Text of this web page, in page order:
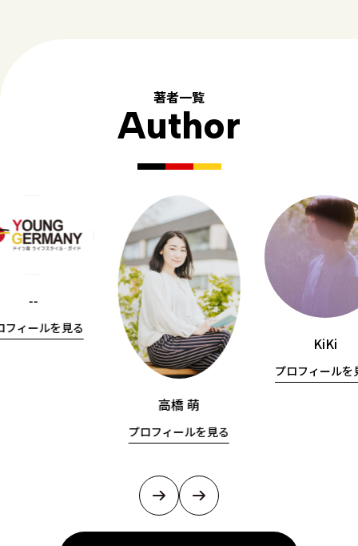
著者一覧
Author
--
フィールを見る
高橋 萌
プロフィールを見る
KiKi
プロフィールを